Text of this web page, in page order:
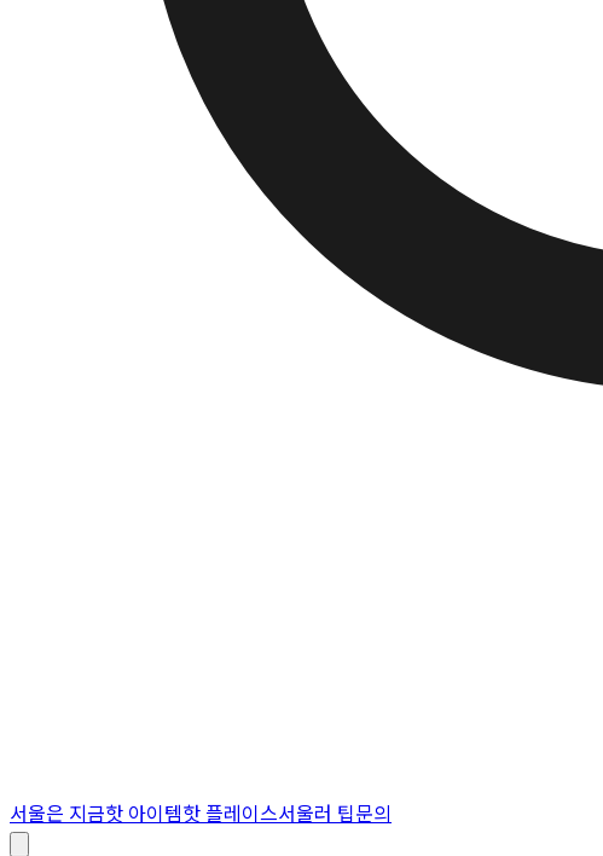
서울은 지금핫 아이템핫 플레이스서울러 팁문의